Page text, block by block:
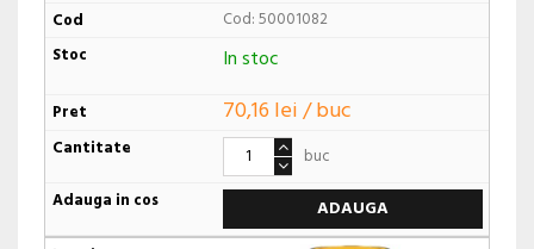
Cod: 50001082
In stoc
70,16 lei / buc
buc
ADAUGA